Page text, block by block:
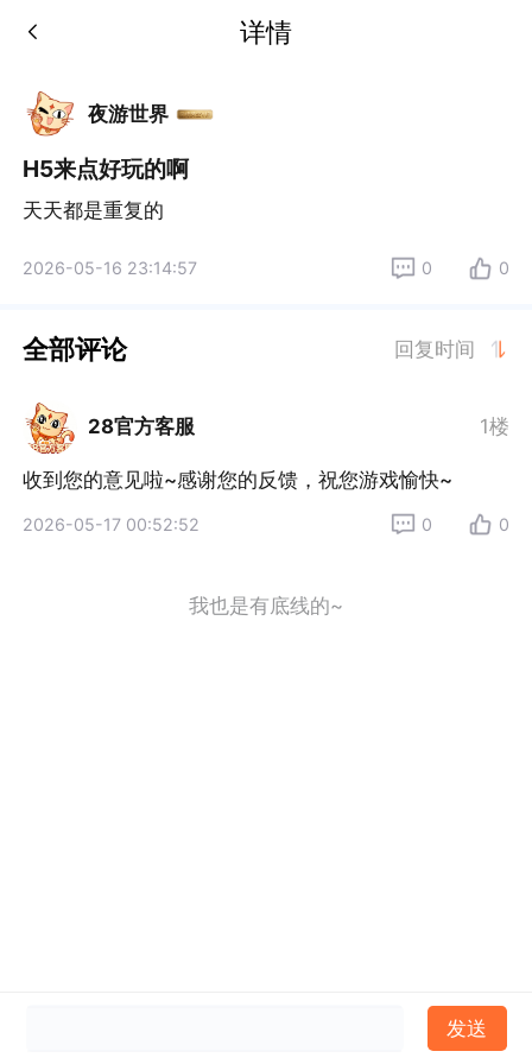
详情
夜游世界
H5来点好玩的啊
天天都是重复的
2026-05-16 23:14:57 0 0
全部评论 回复时间
28官方客服 1楼
收到您的意见啦~感谢您的反馈，祝您游戏愉快~
2026-05-17 00:52:52 0 0
我也是有底线的~
发送